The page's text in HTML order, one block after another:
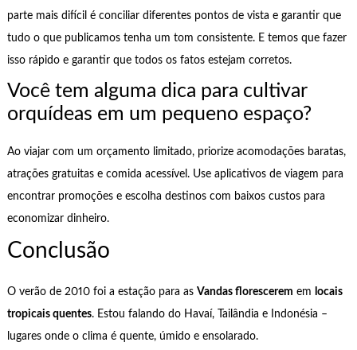
parte mais difícil é conciliar diferentes pontos de vista e garantir que
tudo o que publicamos tenha um tom consistente. E temos que fazer
isso rápido e garantir que todos os fatos estejam corretos.
Você tem alguma dica para cultivar
orquídeas em um pequeno espaço?
Ao viajar com um orçamento limitado, priorize acomodações baratas,
atrações gratuitas e comida acessível. Use aplicativos de viagem para
encontrar promoções e escolha destinos com baixos custos para
economizar dinheiro.
Conclusão
O verão de 2010 foi a estação para as Vandas florescerem em locais
tropicais quentes. Estou falando do Havaí, Tailândia e Indonésia –
lugares onde o clima é quente, úmido e ensolarado.